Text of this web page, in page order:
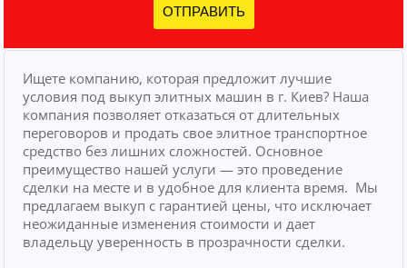
ОТПРАВИТЬ
Ищете компанию, которая предложит лучшие
условия под выкуп элитных машин в г. Киев? Наша
компания позволяет отказаться от длительных
переговоров и продать свое элитное транспортное
средство без лишних сложностей. Основное
преимущество нашей услуги — это проведение
сделки на месте и в удобное для клиента время. Мы
предлагаем выкуп с гарантией цены, что исключает
неожиданные изменения стоимости и дает
владельцу уверенность в прозрачности сделки.